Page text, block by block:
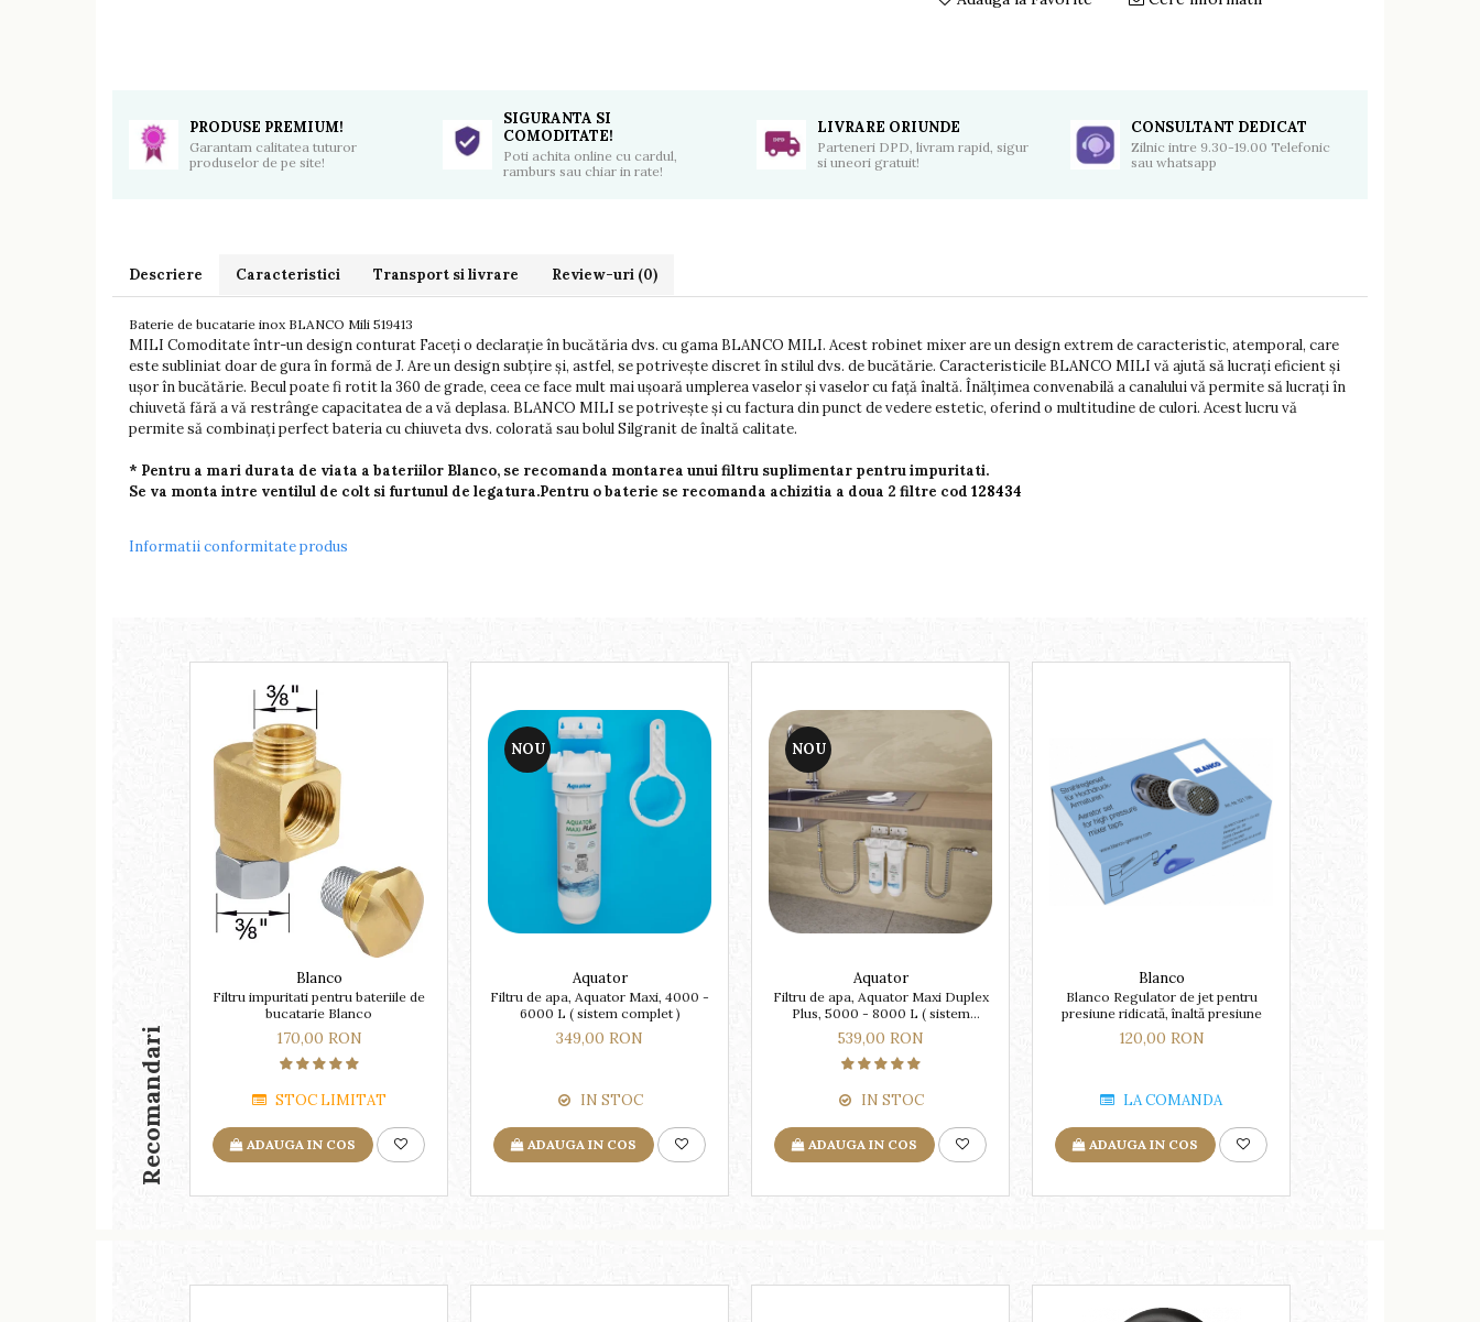
PRODUSE PREMIUM!
Garantam calitatea tuturor
produselor de pe site!
SIGURANTA SI
COMODITATE!
Poti achita online cu cardul,
ramburs sau chiar in rate!
LIVRARE ORIUNDE
Parteneri DPD, livram rapid, sigur
si uneori gratuit!
CONSULTANT DEDICAT
Zilnic intre 9.30-19.00 Telefonic
sau whatsapp
Descriere Caracteristici Transport si livrare Review-uri (0)
Baterie de bucatarie inox BLANCO Mili 519413
MILI Comoditate într-un design conturat Faceți o declarație în bucătăria dvs. cu gama BLANCO MILI. Acest robinet mixer are un design extrem de caracteristic, atemporal, care
este subliniat doar de gura în formă de J. Are un design subțire și, astfel, se potrivește discret în stilul dvs. de bucătărie. Caracteristicile BLANCO MILI vă ajută să lucrați eficient și
ușor în bucătărie. Becul poate fi rotit la 360 de grade, ceea ce face mult mai ușoară umplerea vaselor și vaselor cu față înaltă. Înălțimea convenabilă a canalului vă permite să lucrați în
chiuvetă fără a vă restrânge capacitatea de a vă deplasa. BLANCO MILI se potrivește și cu factura din punct de vedere estetic, oferind o multitudine de culori. Acest lucru vă
permite să combinați perfect bateria cu chiuveta dvs. colorată sau bolul Silgranit de înaltă calitate.
* Pentru a mari durata de viata a bateriilor Blanco, se recomanda montarea unui filtru suplimentar pentru impuritati.
Se va monta intre ventilul de colt si furtunul de legatura.Pentru o baterie se recomanda achizitia a doua 2 filtre cod 128434
Informatii conformitate produs
Recomandari
Blanco
Filtru impuritati pentru bateriile de
bucatarie Blanco
170,00 RON
STOC LIMITAT
ADAUGA IN COS
NOU
Aquator
Filtru de apa, Aquator Maxi, 4000 -
6000 L ( sistem complet )
349,00 RON
IN STOC
ADAUGA IN COS
NOU
Aquator
Filtru de apa, Aquator Maxi Duplex
Plus, 5000 - 8000 L ( sistem
complet )
539,00 RON
IN STOC
ADAUGA IN COS
Blanco
Blanco Regulator de jet pentru
presiune ridicată, înaltă presiune
120,00 RON
LA COMANDA
ADAUGA IN COS